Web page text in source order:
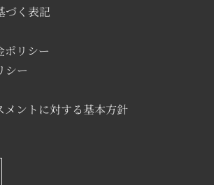
づく表記
ポリシー
シー
メントに対する基本方針